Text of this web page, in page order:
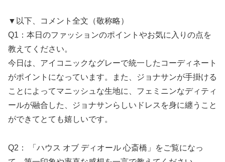
▼以下、コメント全文（敬称略）
Q1：本日のファッションのポイントやお気に入りの点を
教えてください。
今日は、アイコニックなグレーで統一したコーディネート
がポイントになっています。また、ジョナサンが手掛ける
ことによってマニッシュな生地に、フェミニンなディティ
ールが融合した、ジョナサンらしいドレスを身に纏うこと
ができてとても嬉しいです。
Q2： 「ハウス オブ ディオール 心斎橋」をご覧になっ